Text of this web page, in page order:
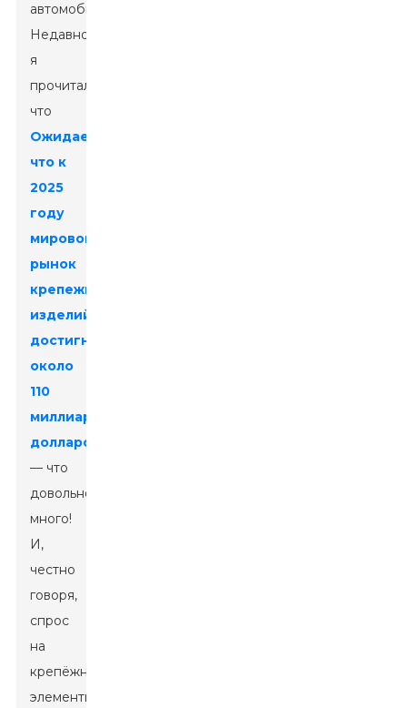
автомобиля.
Недавно
я
прочитал,
что
Ожидается,
что к
2025
году
мировой
рынок
крепежных
изделий
достигнет
около
110
миллиардов
долларов.
— что
довольно
много!
И,
честно
говоря,
спрос
на
крепёжные
элементы,